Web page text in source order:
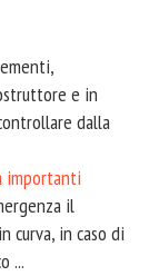
e in
dalla
importanti
il
curva, in caso di
...